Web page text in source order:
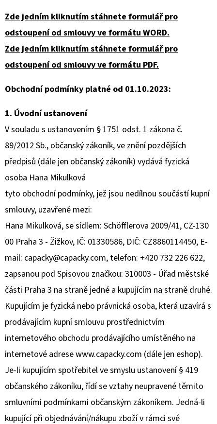
Zde jedním kliknutím stáhnete formulář pro
odstoupení od smlouvy ve formátu WORD.
Zde jedním kliknutím stáhnete formulář pro
odstoupení od smlouvy ve formátu PDF.
Obchodní podmínky platné od 01.10.2023:
1. Úvodní ustanovení
V souladu s ustanovením § 1751 odst. 1 zákona č.
89/2012 Sb., občanský zákoník, ve znění pozdějších
předpisů (dále jen občanský zákoník) vydává fyzická
osoba Hana Mikulková
tyto obchodní podmínky, jež jsou nedílnou součástí kupní
smlouvy, uzavřené mezi:
Hana Mikulková, se sídlem: Schöfflerova 2009/41, CZ-130
00 Praha 3 - Žižkov, IČ: 01330586, DIČ: CZ8860114450, E-
mail: capacky@capacky.com, telefon: +420 732 226 622,
zapsanou pod Spisovou značkou: 310003 - Úřad městské
části Praha 3 na straně jedné a kupujícím na straně druhé.
Kupujícím je fyzická nebo právnická osoba, která uzavírá s
prodávajícím kupní smlouvu prostřednictvím
internetového obchodu prodávajícího umístěného na
internetové adrese www.capacky.com (dále jen eshop).
Je-li kupujícím spotřebitel ve smyslu ustanovení § 419
občanského zákoníku, řídí se vztahy neupravené těmito
smluvními podmínkami občanským zákoníkem. Jedná-li
kupující při objednávání/nákupu zboží v rámci své
Č
U
J
E
M
KOŽENÉ
S
PODRÁŽKOU
BERUŠKA
A
KOPRETINA
CAROZOO
410